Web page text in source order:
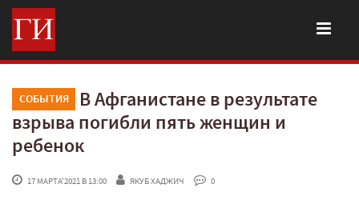
СОБЫТИЯ
В Афганистане в результате
взрыва погибли пять женщин и
ребенок
17 МАРТА'2021 В 13:00 ЯКУБ ХАДЖИЧ 0